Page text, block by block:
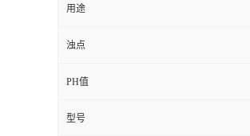
用途
浊点
PH值
型号